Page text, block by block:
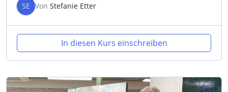
SE Von Stefanie Etter
In diesen Kurs einschreiben